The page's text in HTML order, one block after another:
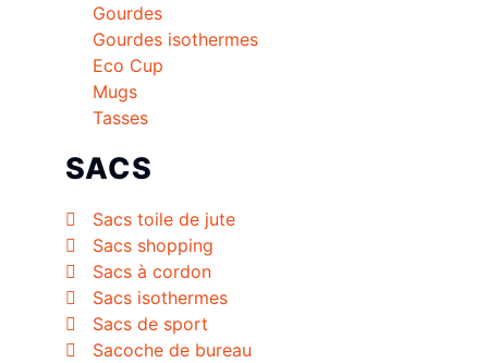
Gourdes
Gourdes isothermes
Eco Cup
Mugs
Tasses
SACS
Sacs toile de jute
Sacs shopping
Sacs à cordon
Sacs isothermes
Sacs de sport
Sacoche de bureau